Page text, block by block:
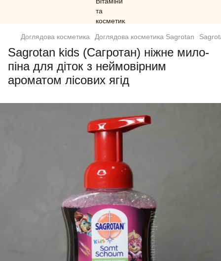
Доглядова косметика Доглядова косметика Sagrotan
Sagrotan kids (Сагротан) ніжне мило-
піна для діток з неймовірним
ароматом лісових ягід